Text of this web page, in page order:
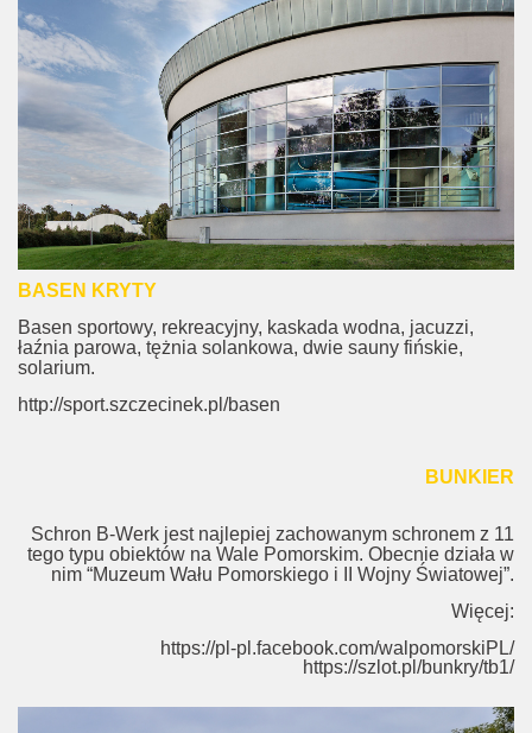
BASEN KRYTY
Basen sportowy, rekreacyjny, kaskada wodna, jacuzzi,
łaźnia parowa, tężnia solankowa, dwie sauny fińskie,
solarium.
http://sport.szczecinek.pl/basen
BUNKIER
Schron B-Werk jest najlepiej zachowanym schronem z 11
tego typu obiektów na Wale Pomorskim. Obecnie działa w
nim “Muzeum Wału Pomorskiego i II Wojny Światowej”.
Więcej:
https://pl-pl.facebook.com/walpomorskiPL/
https://szlot.pl/bunkry/tb1/